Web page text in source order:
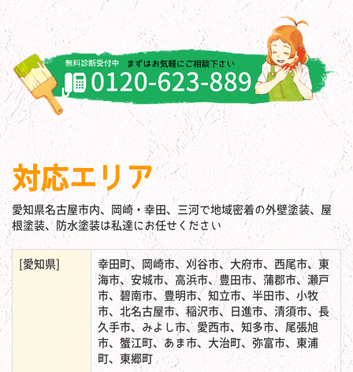
対応エリア
愛知県名古屋市内、岡崎・幸田、三河で地域密着の外壁塗装、屋
根塗装、防水塗装は私達にお任せください
[愛知県]
幸田町、岡崎市、刈谷市、大府市、西尾市、東
海市、安城市、高浜市、豊田市、蒲郡市、瀬戸
市、碧南市、豊明市、知立市、半田市、小牧
市、北名古屋市、稲沢市、日進市、清須市、長
久手市、みよし市、愛西市、知多市、尾張旭
市、蟹江町、あま市、大治町、弥富市、東浦
町、東郷町